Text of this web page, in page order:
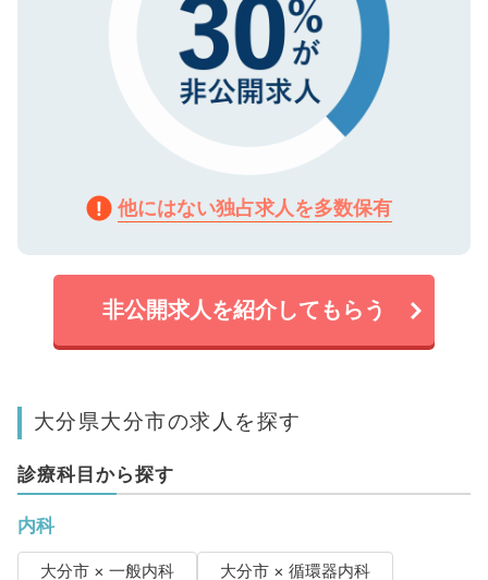
他にはない独占求人を多数保有
非公開求人を紹介してもらう
大分県大分市の求人を探す
診療科目から探す
内科
大分市 × 一般内科
大分市 × 循環器内科